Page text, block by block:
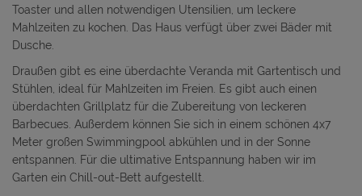
Toaster und allen notwendigen Utensilien, um leckere
Mahlzeiten zu kochen. Das Haus verfügt über zwei Bäder mit
Dusche.
Draußen gibt es eine überdachte Veranda mit Gartentisch und
Stühlen, ideal für Mahlzeiten im Freien. Es gibt auch einen
überdachten Grillplatz für die Zubereitung von leckeren
Barbecues. Außerdem können Sie sich in einem schönen 4x7
Meter großen Swimmingpool abkühlen und in der Sonne
entspannen. Für die ultimative Entspannung haben wir im
Garten ein Chill-out-Bett aufgestellt.